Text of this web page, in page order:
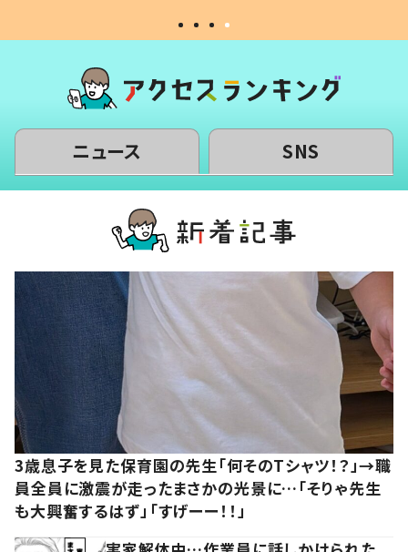
ニュース SNS
3歳息子を見た保育園の先生「何そのTシャツ！？」→職
員全員に激震が走ったまさかの光景に…「そりゃ先生
も大興奮するはず」「すげーー！！」